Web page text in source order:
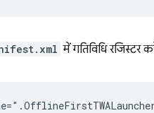
में गतिविधि रजिस्टर